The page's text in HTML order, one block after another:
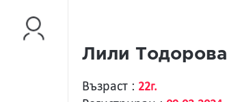
Лили Тодорова
Възраст : 22г.